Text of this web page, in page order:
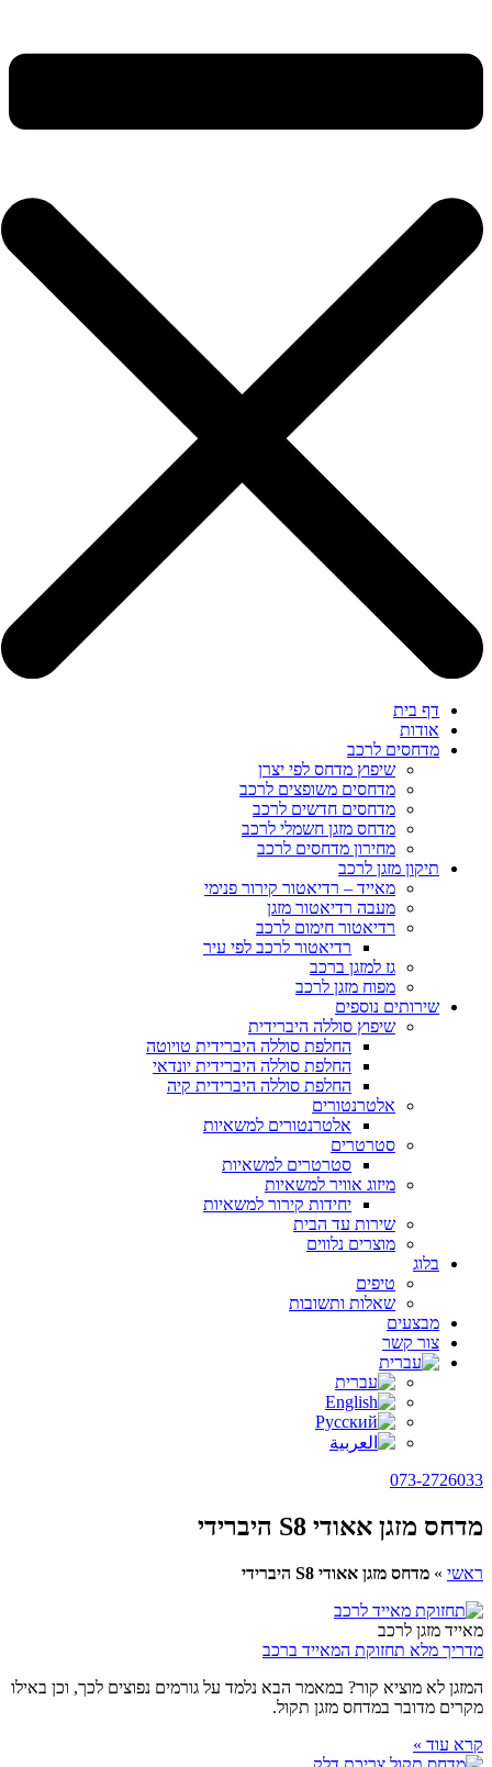
דף בית
אודות
מדחסים לרכב
שיפוץ מדחס לפי יצרן
מדחסים משופצים לרכב
מדחסים חדשים לרכב
מדחס מזגן חשמלי לרכב
מחירון מדחסים לרכב
תיקון מזגן לרכב
מאייד – רדיאטור קירור פנימי
מעבה רדיאטור מזגן
רדיאטור חימום לרכב
רדיאטור לרכב לפי עיר
גז למזגן ברכב
מפוח מזגן לרכב
שירותים נוספים
שיפוץ סוללה היברידית
החלפת סוללה היברידית טויוטה
החלפת סוללה היברידית יונדאי
החלפת סוללה היברידית קיה
אלטרנטורים
אלטרנטורים למשאיות
סטרטרים
סטרטרים למשאיות
מיזוג אוויר למשאיות
יחידות קירור למשאיות
שירות עד הבית
מוצרים נלווים
בלוג
טיפים
שאלות ותשובות
מבצעים
צור קשר
073-2726033
מדחס מזגן אאודי S8 היברידי
ראשי » מדחס מזגן אאודי S8 היברידי
מאייד מזגן לרכב
מדריך מלא תחזוקת המאייד ברכב
המזגן לא מוציא קור? במאמר הבא נלמד על גורמים נפוצים לכך, וכן באילו
מקרים מדובר במדחס מזגן תקול.
קרא עוד »